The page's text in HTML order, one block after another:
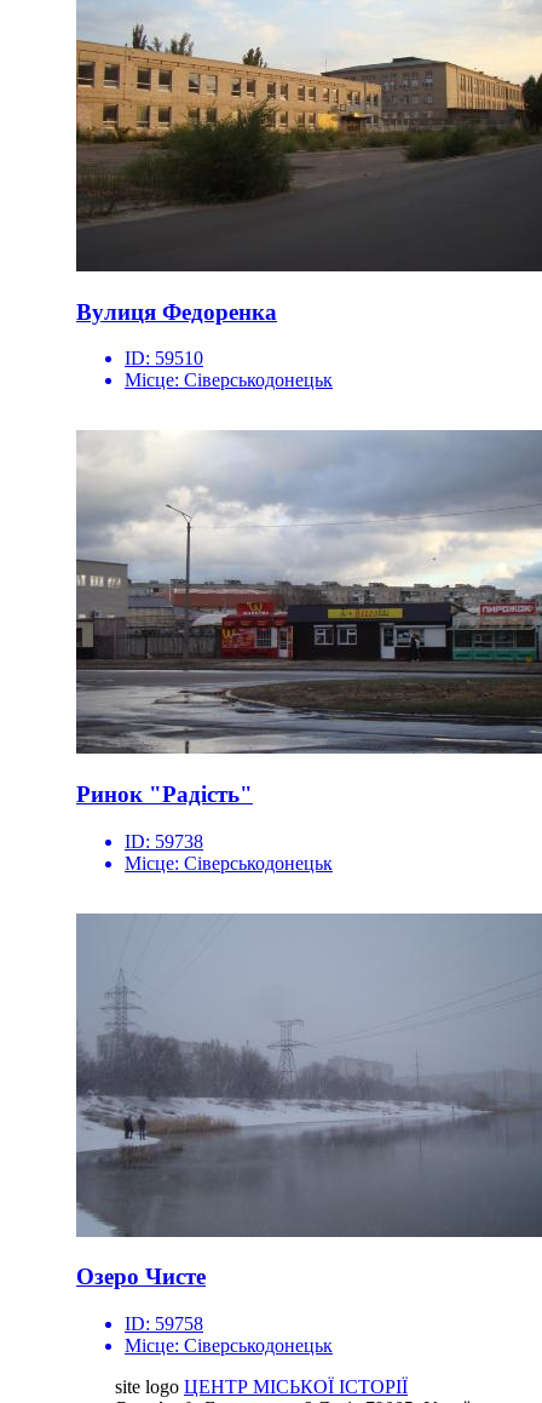
Вулиця Федоренка
ID: 59510
Місце: Сіверськодонецьк
Ринок "Радість"
ID: 59738
Місце: Сіверськодонецьк
Озеро Чисте
ID: 59758
Місце: Сіверськодонецьк
site logo ЦЕНТР МІСЬКОЇ ІСТОРІЇ